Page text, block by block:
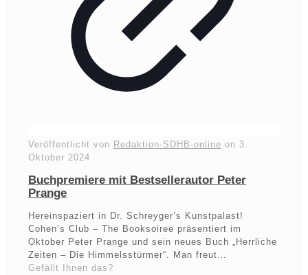
Veröffentlicht von Redaktion-SDHB-online on 3.
Oktober 2024
Buchpremiere mit Bestsellerautor Peter
Prange
Hereinspaziert in Dr. Schreyger’s Kunstpalast!
Cohen’s Club – The Booksoiree präsentiert im
Oktober Peter Prange und sein neues Buch „Herrliche
Zeiten – Die Himmelsstürmer“. Man freut…
Gefällt Ihnen das?